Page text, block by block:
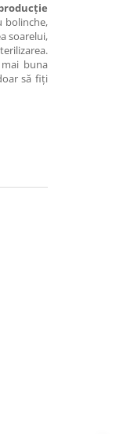
bolinche,
soarelui,
buna
să fiți